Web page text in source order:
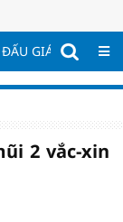
ĐẤU GIÁ - ĐẤU
2 vắc-xin